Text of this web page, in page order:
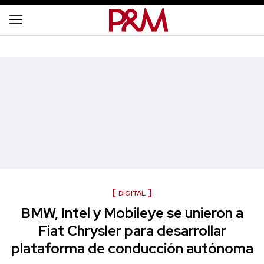
DIGITAL
BMW, Intel y Mobileye se unieron a
Fiat Chrysler para desarrollar
plataforma de conducción autónoma